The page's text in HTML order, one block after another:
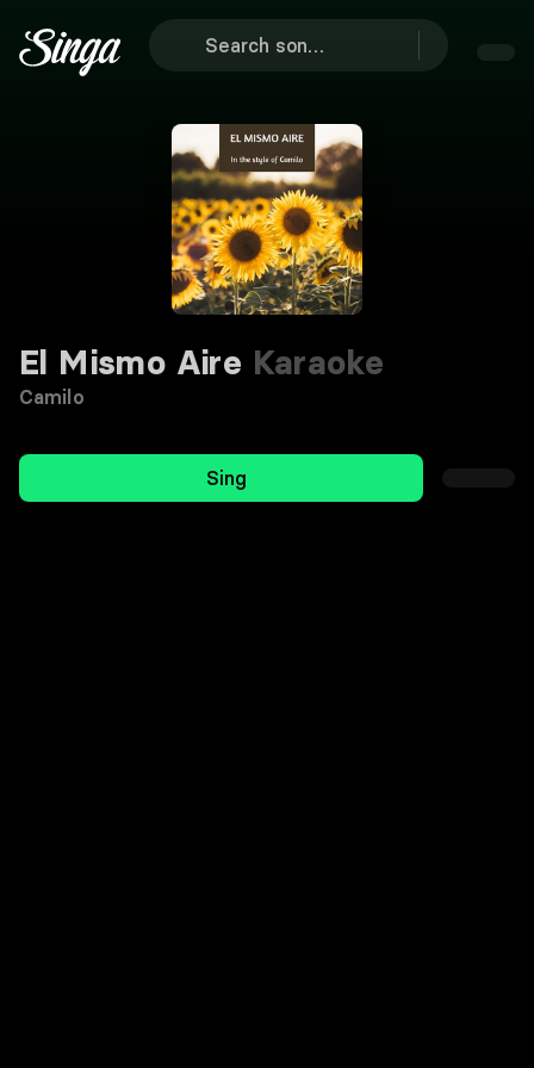
El Mismo Aire Karaoke
Camilo
Sing